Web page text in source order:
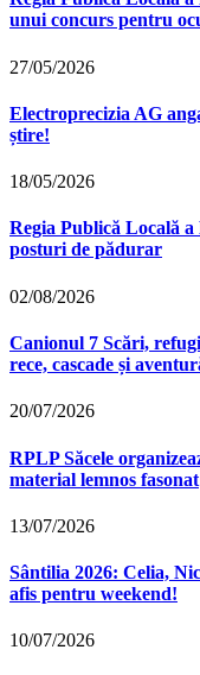
unui concurs pentru
27/05/2026
Electroprecizia AG
știre!
18/05/2026
Regia Publică Locală a
posturi de pădurar
02/08/2026
Canionul 7 Scări,
rece, cascade și
20/07/2026
RPLP Săcele
material lemnos fasonat
13/07/2026
Sântilia 2026: Celia,
afis pentru weekend!
10/07/2026